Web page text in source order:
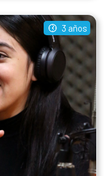
3 años